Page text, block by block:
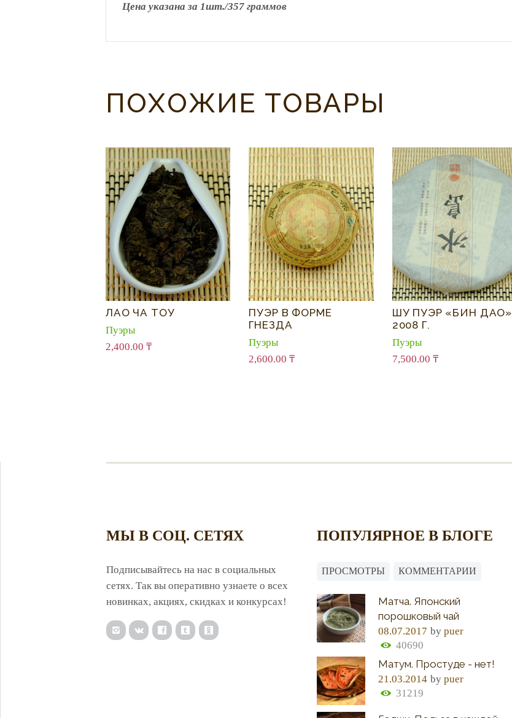
Цена указана за 1шт./357 граммов
ПОХОЖИЕ ТОВАРЫ
ЛАО ЧА ТОУ
Пуэры
2,400.00 ₸
ПУЭР В ФОРМЕ
ГНЕЗДА
Пуэры
2,600.00₸
ШУ ПУЭР «БИН ДАО»
2008 Г.
Пуэры
7,500.00 ₸
МЫ В СОЦ. СЕТЯХ
Подписывайтесь на нас в социальных
сетях. Так вы оперативно узнаете о всех
новинках, акциях, скидках и конкурсах!
ПОПУЛЯРНОЕ В БЛОГЕ
ПРОСМОТРЫ КОММЕНТАРИИ
Матча. Японский
порошковый чай
08.07.2017 bypuer
40690
Матум. Простуде - нет!
21.03.2014 bypuer
31219